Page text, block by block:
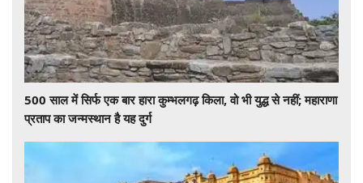
500 साल में सिर्फ एक बार हारा कुम्भलगढ़ किला, वो भी युद्ध से नहीं; महाराणा
प्रताप का जन्मस्थान है यह दुर्ग